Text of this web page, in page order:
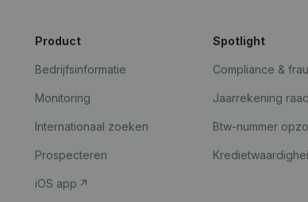
Product
Bedrijfsinformatie
Monitoring
Internationaal zoeken
Prospecteren
iOS app
Spotlight
Compliance &
Jaarrekening
Btw-nummer